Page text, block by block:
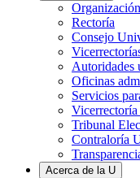
Organización
Rectoría
Consejo
Autoridades
Oficinas
Servicios
Tribunal
Contraloría
Acerca de la U